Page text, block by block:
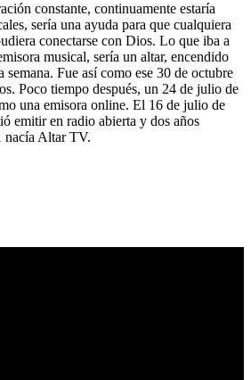
constante, continuamente estaría
sería una ayuda para que cualquiera
conectarse con Dios. Lo que iba a
musical, sería un altar, encendido
semana. Fue así como ese 30 de octubre
Poco tiempo después, un 24 de julio de
una emisora online. El 16 de julio de
emitir en radio abierta y dos años
nacía Altar TV.